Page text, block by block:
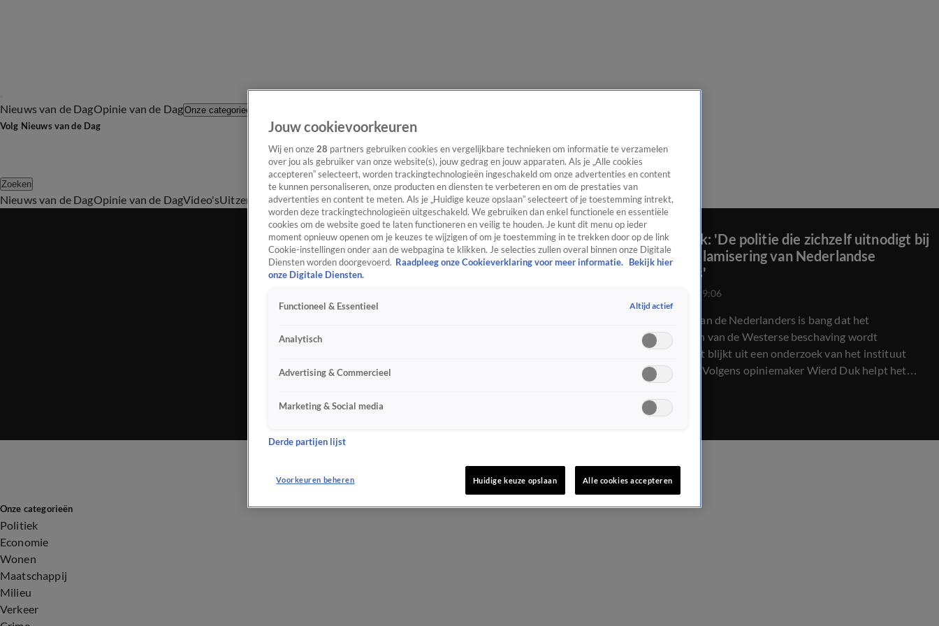
Nieuws van de DagOpinie van de DagOnze categorieën
Volg Nieuws van de Dag
Zoeken
Nieuws van de DagOpinie van de DagVideo'sUitzendingenPodcastPanelContact
Wierd Duk: 'De politie die zichzelf uitnodigt bij
Iftars, is islamisering van Nederlandse
instituties'
17 feb 2026, 19:06
54 procent van de Nederlanders is bang dat het
voortbestaan van de Westerse beschaving wordt
bedreigd. Dat blijkt uit een onderzoek van het instituut
Clingendael. Volgens opiniemaker Wierd Duk helpt het
niet mee als instituten als de politie mee gaan doen aan
een iftar tijdens de ramadan. 'Dat moeten ze helemaal niet
doen, de politie is neutraal.’
Onze categorieën
Politiek
Economie
Wonen
Maatschappij
Milieu
Verkeer
Jouw cookievoorkeuren
Wij en onze 28 partners gebruiken cookies en vergelijkbare technieken om informatie te verzamelen
over jou als gebruiker van onze website(s), jouw gedrag en jouw apparaten. Als je „Alle cookies
accepteren” selecteert, worden trackingtechnologieën ingeschakeld om onze advertenties en content
te kunnen personaliseren, onze producten en diensten te verbeteren en om de prestaties van
advertenties en content te meten. Als je „Huidige keuze opslaan” selecteert of je toestemming intrekt,
worden deze trackingtechnologieën uitgeschakeld. We gebruiken dan enkel functionele en essentiële
cookies om de website goed te laten functioneren en veilig te houden. Je kunt dit menu op ieder
moment opnieuw openen om je keuzes te wijzigen of om je toestemming in te trekken door op de link
Cookie-instellingen onder aan de webpagina te klikken. Je selecties zullen overal binnen onze Digitale
Diensten worden doorgevoerd. Raadpleeg onze Cookieverklaring voor meer informatie.
Bekijk hier
onze Digitale Diensten.
Functioneel & Essentieel Altijd actief
Analytisch
Advertising & Commercieel
Marketing & Social media
Derde partijen lijst
Voorkeuren beheren Huidige keuze opslaan Alle cookies accepteren